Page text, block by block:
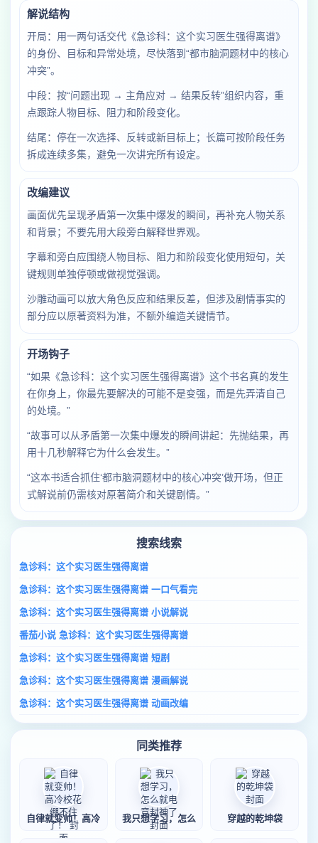
解说结构
开局：用一两句话交代《急诊科：这个实习医生强得离谱》
的身份、目标和异常处境，尽快落到“都市脑洞题材中的核心
冲突”。
中段：按“问题出现 → 主角应对 → 结果反转”组织内容，重
点跟踪人物目标、阻力和阶段变化。
结尾：停在一次选择、反转或新目标上；长篇可按阶段任务
拆成连续多集，避免一次讲完所有设定。
改编建议
画面优先呈现矛盾第一次集中爆发的瞬间，再补充人物关系
和背景；不要先用大段旁白解释世界观。
字幕和旁白应围绕人物目标、阻力和阶段变化使用短句，关
键规则单独停顿或做视觉强调。
沙雕动画可以放大角色反应和结果反差，但涉及剧情事实的
部分应以原著资料为准，不额外编造关键情节。
开场钩子
“如果《急诊科：这个实习医生强得离谱》这个书名真的发生
在你身上，你最先要解决的可能不是变强，而是先弄清自己
的处境。”
“故事可以从矛盾第一次集中爆发的瞬间讲起：先抛结果，再
用十几秒解释它为什么会发生。”
“这本书适合抓住‘都市脑洞题材中的核心冲突’做开场，但正
式解说前仍需核对原著简介和关键剧情。”
搜索线索
急诊科：这个实习医生强得离谱
急诊科：这个实习医生强得离谱 一口气看完
急诊科：这个实习医生强得离谱 小说解说
番茄小说 急诊科：这个实习医生强得离谱
急诊科：这个实习医生强得离谱 短剧
急诊科：这个实习医生强得离谱 漫画解说
急诊科：这个实习医生强得离谱 动画改编
同类推荐
自律就变帅！高冷 我只想学习，怎么 穿越的乾坤袋